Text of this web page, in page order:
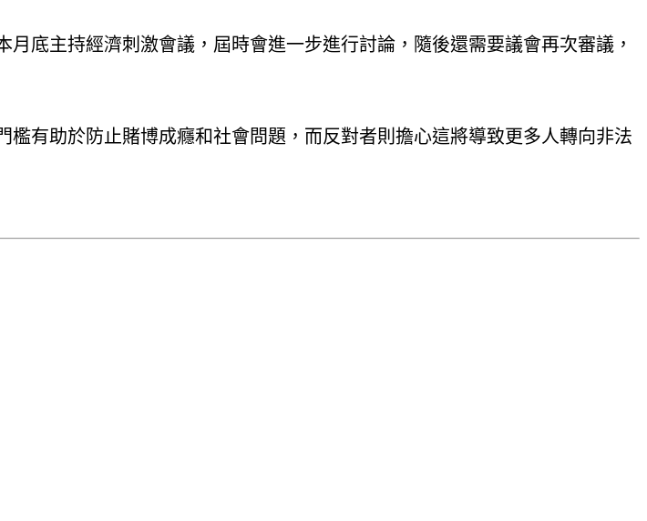
底主持經濟刺激會議，屆時會進一步進行討論，隨後還需要議會再次審議，
有助於防止賭博成癮和社會問題，而反對者則擔心這將導致更多人轉向非法